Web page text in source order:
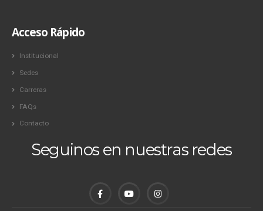
Acceso Rápido
Institucional
Sedes
Carreras
FAQs
Contacto
Seguinos en nuestras redes